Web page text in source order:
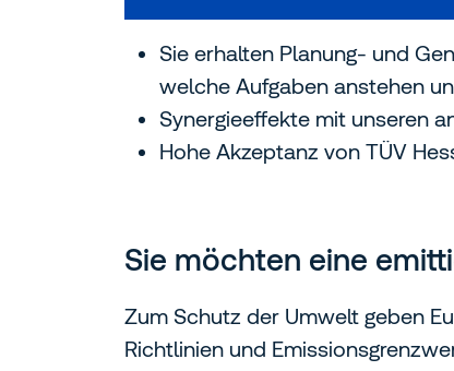
Sie erhalten Planung- und
welche Aufgaben anstehen
Synergieeffekte mit unseren
Hohe Akzeptanz von TÜV
Sie möchten eine
Zum Schutz der Umwelt geben
Richtlinien und